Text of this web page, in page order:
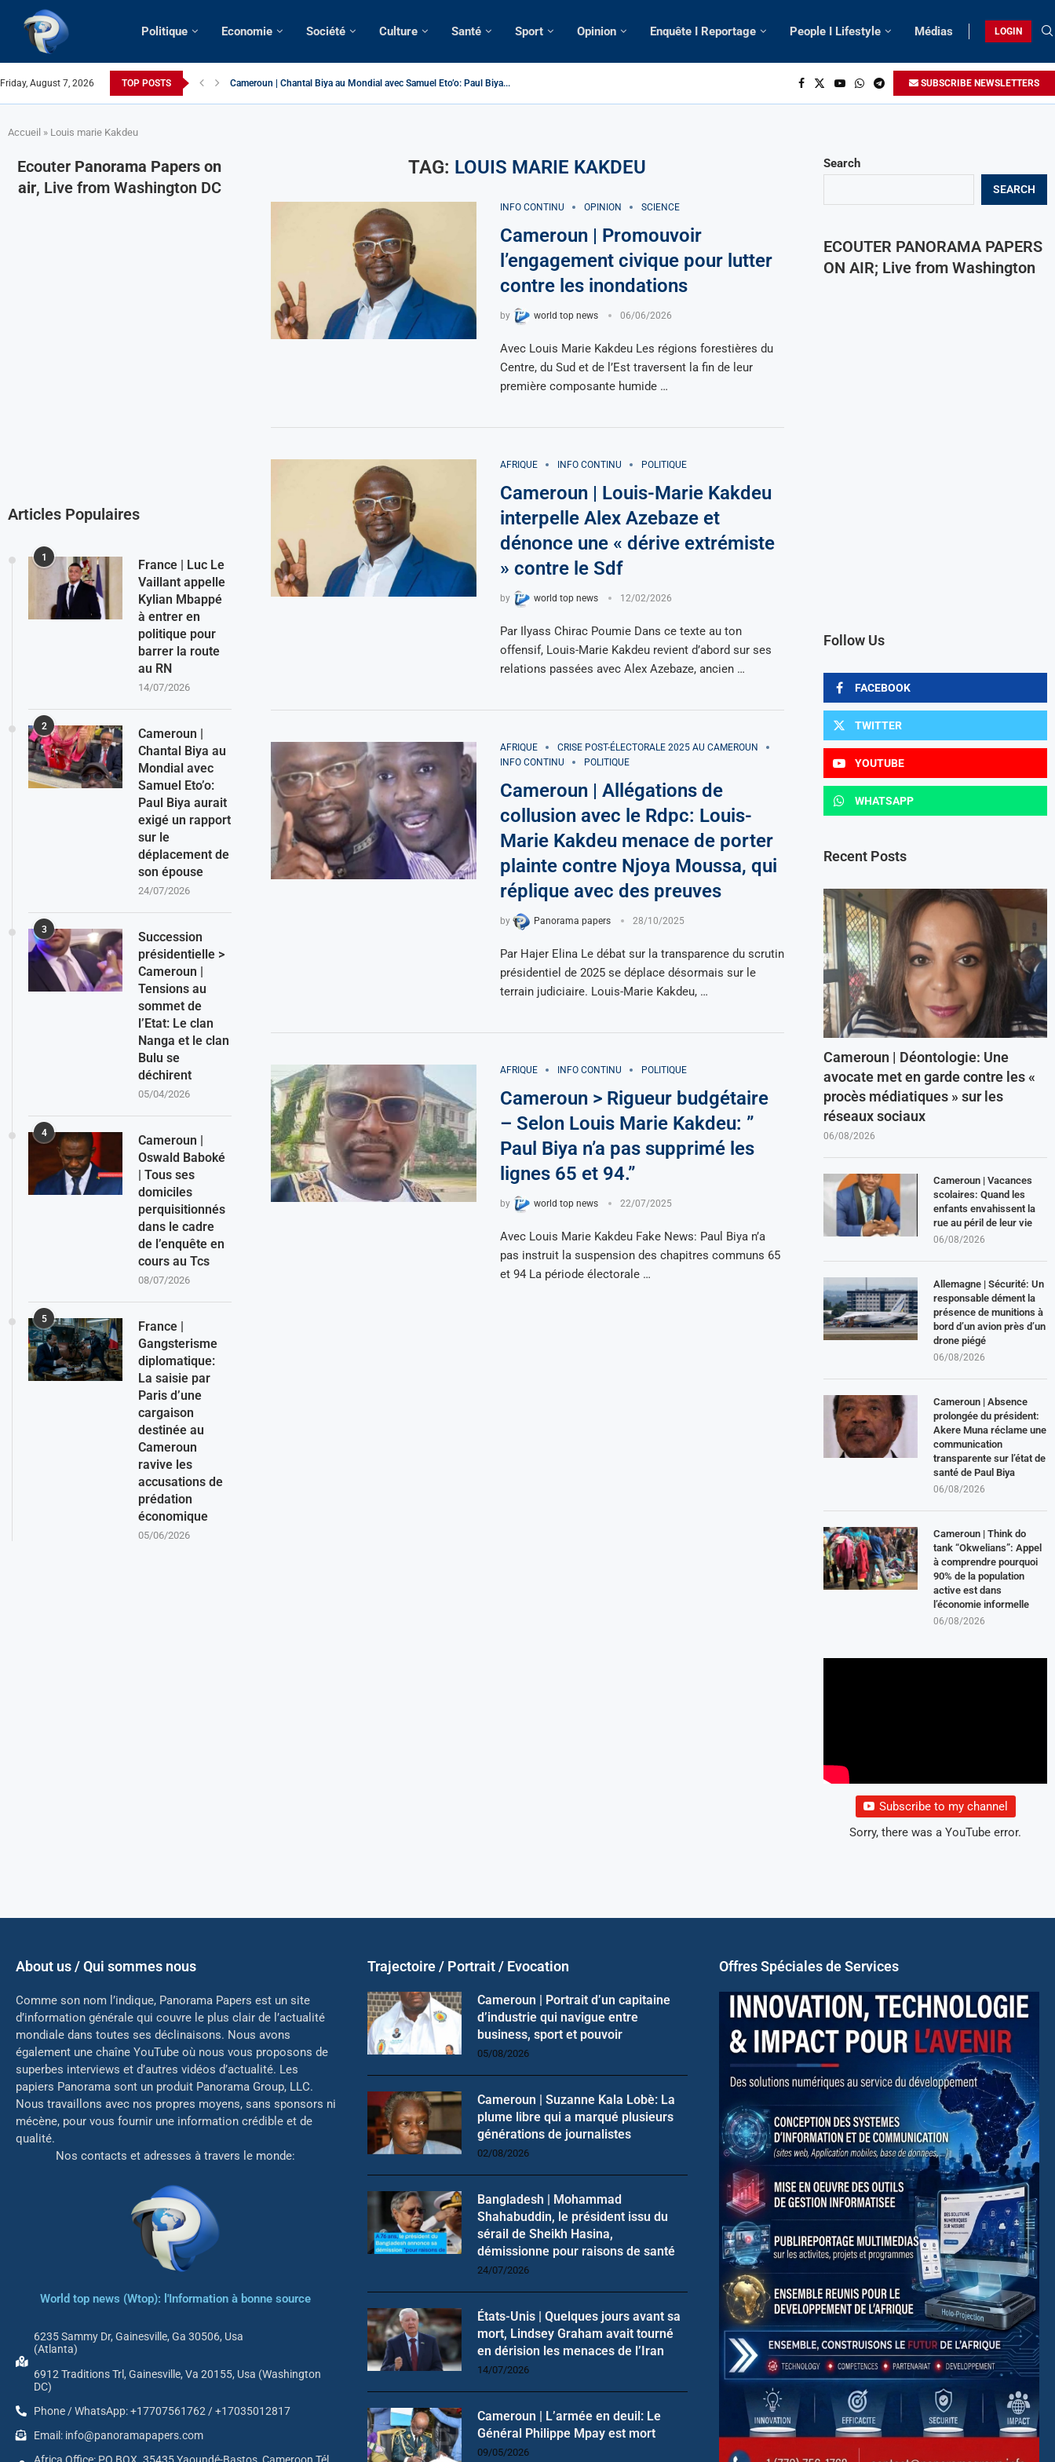
Politique Economie Société Culture Santé Sport Opinion Enquête I Reportage People I Lifestyle Médias LOGIN
Friday, August 7, 2026 TOP POSTS Succession présidentielle > Cameroun | Tensions au sommet de l’Etat: Le... SUBSCRIBE NEWSLETTERS
Accueil » Louis marie Kakdeu
TAG: LOUIS MARIE KAKDEU
INFO CONTINU OPINION SCIENCE
Cameroun | Promouvoir
l’engagement civique pour lutter
contre les inondations
by world top news 06/06/2026
Avec Louis Marie Kakdeu Les régions forestières du
Centre, du Sud et de l’Est traversent la fin de leur
première composante humide …
AFRIQUE INFO CONTINU POLITIQUE
Cameroun | Louis-Marie Kakdeu
interpelle Alex Azebaze et
dénonce une « dérive extrémiste
» contre le Sdf
by world top news 12/02/2026
Par Ilyass Chirac Poumie Dans ce texte au ton
offensif, Louis-Marie Kakdeu revient d’abord sur ses
relations passées avec Alex Azebaze, ancien …
AFRIQUE
CRISE POST-ÉLECTORALE 2025 AU CAMEROUN
INFO CONTINU
POLITIQUE
Cameroun | Allégations de
collusion avec le Rdpc: Louis-
Marie Kakdeu menace de porter
plainte contre Njoya Moussa, qui
réplique avec des preuves
by Panorama papers 28/10/2025
Par Hajer Elina Le débat sur la transparence du scrutin
présidentiel de 2025 se déplace désormais sur le
terrain judiciaire. Louis-Marie Kakdeu, …
AFRIQUE INFO CONTINU POLITIQUE
Cameroun > Rigueur budgétaire
– Selon Louis Marie Kakdeu: ”
Paul Biya n’a pas supprimé les
lignes 65 et 94.”
by world top news 22/07/2025
Avec Louis Marie Kakdeu Fake News: Paul Biya n’a
pas instruit la suspension des chapitres communs 65
et 94 La période électorale …
Search
SEARCH
ECOUTER PANORAMA PAPERS
ON AIR; Live from Washington
Follow Us
FACEBOOK
TWITTER
YOUTUBE
WHATSAPP
Recent Posts
Cameroun | Déontologie: Une
avocate met en garde contre les «
procès médiatiques » sur les
réseaux sociaux
06/08/2026
Cameroun | Vacances
scolaires: Quand les
enfants envahissent la
rue au péril de leur vie
06/08/2026
Allemagne | Sécurité: Un
responsable dément la
présence de munitions à
bord d’un avion près d’un
drone piégé
06/08/2026
Cameroun | Absence
prolongée du président:
Akere Muna réclame une
communication
transparente sur l’état de
santé de Paul Biya
06/08/2026
Cameroun | Think do
tank “Okwelians”: Appel
à comprendre pourquoi
90% de la population
active est dans
l’économie informelle
06/08/2026
Subscribe to my channel
Sorry, there was a YouTube error.
Ecouter Panorama Papers on
air, Live from Washington DC
Articles Populaires
1
France | Luc Le
Vaillant appelle
Kylian Mbappé
à entrer en
politique pour
barrer la route
au RN
14/07/2026
2
Cameroun |
Chantal Biya au
Mondial avec
Samuel Eto’o:
Paul Biya aurait
exigé un rapport
sur le
déplacement de
son épouse
24/07/2026
3
Succession
présidentielle >
Cameroun |
Tensions au
sommet de
l’Etat: Le clan
Nanga et le clan
Bulu se
déchirent
05/04/2026
4
Cameroun |
Oswald Baboké
| Tous ses
domiciles
perquisitionnés
dans le cadre
de l’enquête en
cours au Tcs
08/07/2026
5
France |
Gangsterisme
diplomatique:
La saisie par
Paris d’une
cargaison
destinée au
Cameroun
ravive les
accusations de
prédation
économique
05/06/2026
About us / Qui sommes nous
Comme son nom l’indique, Panorama Papers est un site
d’information générale qui couvre le plus clair de l’actualité
mondiale dans toutes ses déclinaisons. Nous avons
également une chaîne YouTube où nous vous proposons de
superbes interviews et d’autres vidéos d’actualité. Les
papiers Panorama sont un produit Panorama Group, LLC.
Nous travaillons avec nos propres moyens, sans sponsors ni
mécène, pour vous fournir une information crédible et de
qualité.
Nos contacts et adresses à travers le monde:
World top news (Wtop): l'Information à bonne source
6235 Sammy Dr, Gainesville, Ga 30506, Usa
(Atlanta)
6912 Traditions Trl, Gainesville, Va 20155, Usa (Washington
DC)
Phone / WhatsApp: +17707561762 / +17035012817
Email: info@panoramapapers.com
Trajectoire / Portrait / Evocation
Cameroun | Portrait d’un capitaine
d’industrie qui navigue entre
business, sport et pouvoir
05/08/2026
Cameroun | Suzanne Kala Lobè: La
plume libre qui a marqué plusieurs
générations de journalistes
02/08/2026
Bangladesh | Mohammad
Shahabuddin, le président issu du
sérail de Sheikh Hasina,
démissionne pour raisons de santé
24/07/2026
États-Unis | Quelques jours avant sa
mort, Lindsey Graham avait tourné
en dérision les menaces de l’Iran
14/07/2026
Cameroun | L’armée en deuil: Le
Général Philippe Mpay est mort
09/05/2026
Offres Spéciales de Services